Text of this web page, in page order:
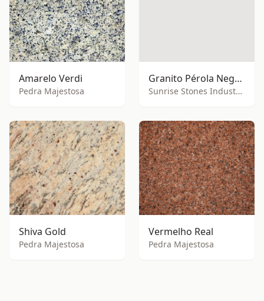
Amarelo Verdi
Pedra Majestosa
Granito Pérola Negra (GRT-BPL)
Sunrise Stones Industries
Shiva Gold
Pedra Majestosa
Vermelho Real
Pedra Majestosa